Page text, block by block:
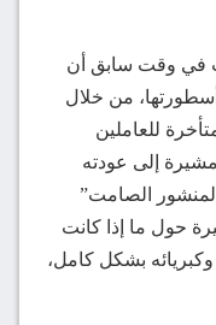
في وقت سابق أن
من خلال
للعاملين
مشيرة إلى عودته
الصامت”
حول ما إذا كانت
بشكل كامل،